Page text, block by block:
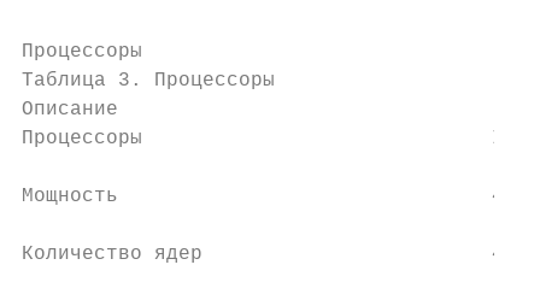
Процессоры
Таблица 3. Процессоры
Описание
Процессоры                             Intel Core
Мощность
Количество ядер